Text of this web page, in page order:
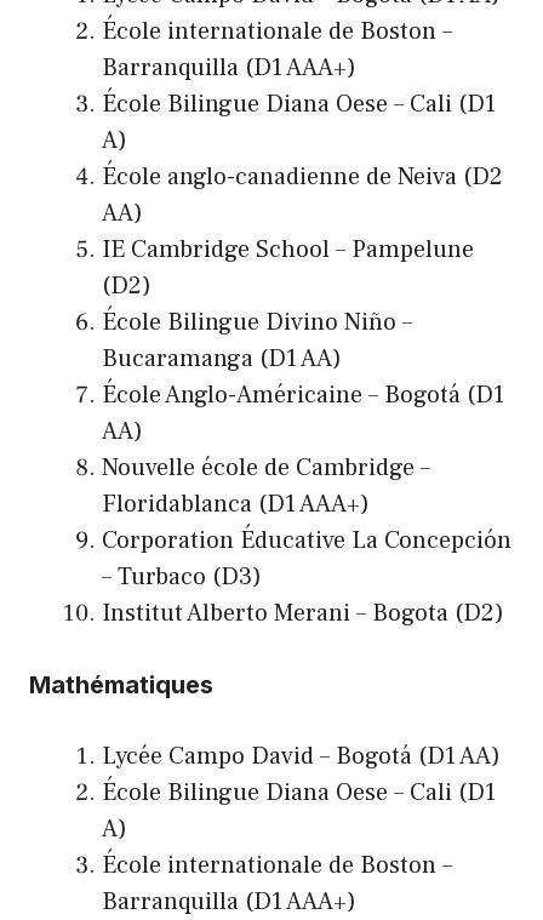
École internationale de Boston –
Barranquilla (D1 AAA+)
École Bilingue Diana Oese – Cali (D1
A)
École anglo-canadienne de Neiva (D2
AA)
IE Cambridge School – Pampelune
(D2)
École Bilingue Divino Niño –
Bucaramanga (D1 AA)
École Anglo-Américaine – Bogotá (D1
AA)
Nouvelle école de Cambridge –
Floridablanca (D1 AAA+)
Corporation Éducative La Concepción
– Turbaco (D3)
Institut Alberto Merani – Bogota (D2)
Mathématiques
Lycée Campo David – Bogotá (D1 AA)
École Bilingue Diana Oese – Cali (D1
A)
École internationale de Boston –
Barranquilla (D1 AAA+)